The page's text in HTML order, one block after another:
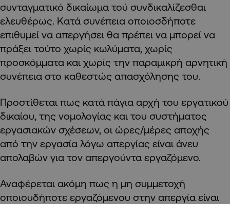
συνταγματικό δικαίωμα τού συνδικαλίζεσθαι
ελευθέρως. Κατά συνέπεια οποιοσδήποτε
επιθυμεί να απεργήσει θα πρέπει να μπορεί να
πράξει τούτο χωρίς κωλύματα, χωρίς
προσκόμματα και χωρίς την παραμικρή αρνητική
συνέπεια στο καθεστώς απασχόλησης του.
Προστίθεται πως κατά πάγια αρχή του εργατικού
δικαίου, της νομολογίας και του συστήματος
εργασιακών σχέσεων, οι ώρες/μέρες αποχής
από την εργασία λόγω απεργίας είναι άνευ
απολαβών για τον απεργούντα εργαζόμενο.
Αναφέρεται ακόμη πως η μη συμμετοχή
οποιουδήποτε εργαζόμενου στην απεργία είναι